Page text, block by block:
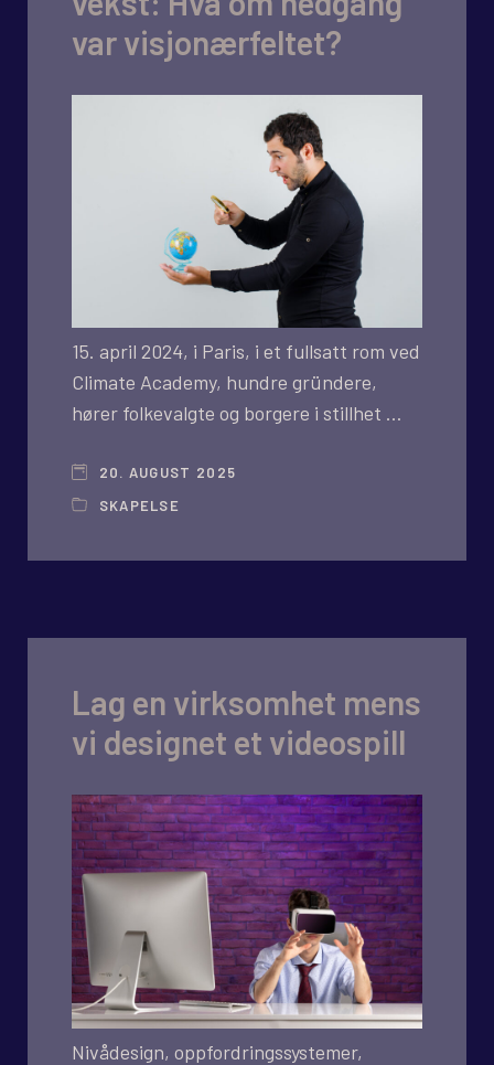
var visjonærfeltet?
15. april 2024, i Paris, i et fullsatt rom ved
Climate Academy, hundre gründere,
hører folkevalgte og borgere i stillhet …
20. AUGUST 2025
SKAPELSE
Lag en virksomhet mens
vi designet et videospill
Nivådesign, oppfordringssystemer,